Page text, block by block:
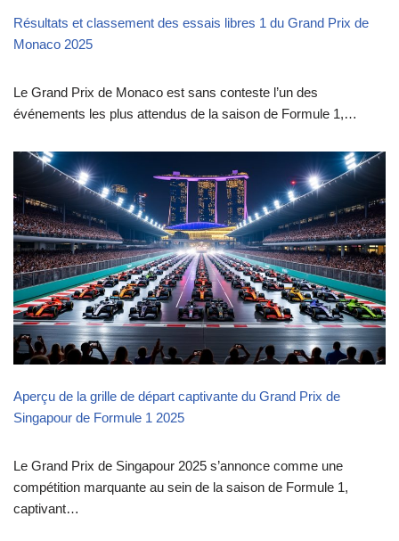
Résultats et classement des essais libres 1 du Grand Prix de
Monaco 2025
Le Grand Prix de Monaco est sans conteste l’un des
événements les plus attendus de la saison de Formule 1,…
Aperçu de la grille de départ captivante du Grand Prix de
Singapour de Formule 1 2025
Le Grand Prix de Singapour 2025 s’annonce comme une
compétition marquante au sein de la saison de Formule 1,
captivant…